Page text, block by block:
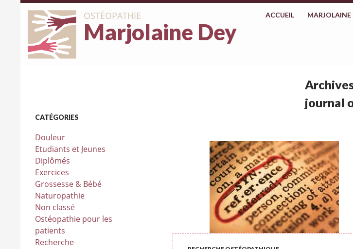
OSTÉOPATHIE
Marjolaine Dey
ACCUEIL
MARJOLAINE
journal
CATÉGORIES
Douleur
Etudiants et Jeunes
Diplômés
Exercices
Grossesse & Bébé
Naturopathie
Non classé
Ostéopathie pour les
patients
Recherche